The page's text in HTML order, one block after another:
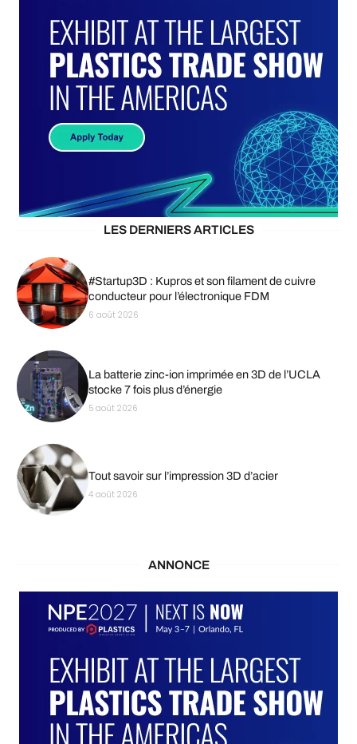
LES DERNIERS ARTICLES
#Startup3D : Kupros et son filament de cuivre
conducteur pour l’électronique FDM
6 août 2026
La batterie zinc-ion imprimée en 3D de l’UCLA
stocke 7 fois plus d’énergie
5 août 2026
Tout savoir sur l’impression 3D d’acier
4 août 2026
ANNONCE